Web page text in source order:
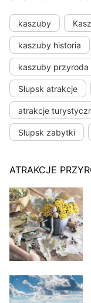
kaszuby
kaszuby historia
kaszuby przyroda
Słupsk atrakcje
atrakcje
Słupsk zabytki
ATRAKCJE